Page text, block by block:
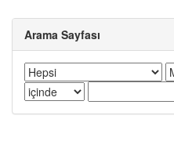
Arama Sayfası